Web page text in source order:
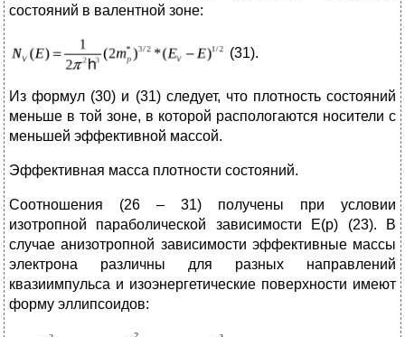
состояний в валентной зоне:
(31).
Из формул (30) и (31) следует, что плотность состояний
меньше в той зоне, в которой распологаются носители с
меньшей эффективной массой.
Эффективная масса плотности состояний.
Соотношения (26 – 31) получены при условии
изотропной параболической зависимости E(p) (23). В
случае анизотропной зависимости эффективные массы
электрона различны для разных направлений
квазиимпульса и изоэнергетические поверхности имеют
форму эллипсоидов: